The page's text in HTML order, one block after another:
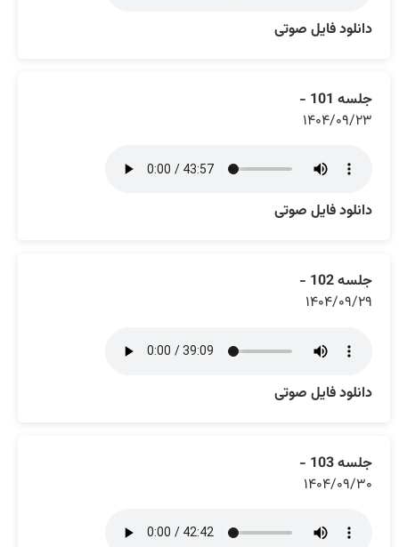
دانلود فایل صوتی
جلسه 101 -
۱۴۰۴/۰۹/۲۳
دانلود فایل صوتی
جلسه 102 -
۱۴۰۴/۰۹/۲۹
دانلود فایل صوتی
جلسه 103 -
۱۴۰۴/۰۹/۳۰